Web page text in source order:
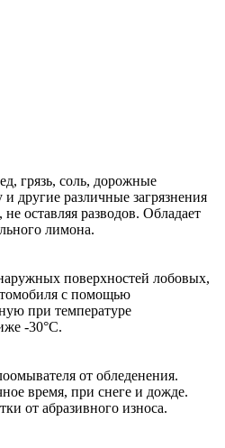
грязь, соль, дорожные
другие различные загрязнения
оставляя разводов. Обладает
лимона.
поверхностей лобовых,
с помощью
при температуре
-30°С.
от обледенения.
время, при снеге и дожде.
от абразивного износа.